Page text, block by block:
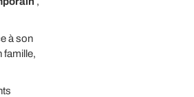
à son
famille,